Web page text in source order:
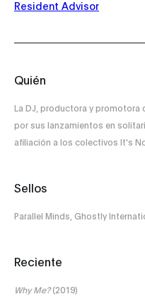
Resident Advisor
Quién
La DJ, productora y promotora
por sus lanzamientos en
afiliación a los colectivos It's
Sellos
Parallel Minds, Ghostly
Reciente
Why Me?(2019)